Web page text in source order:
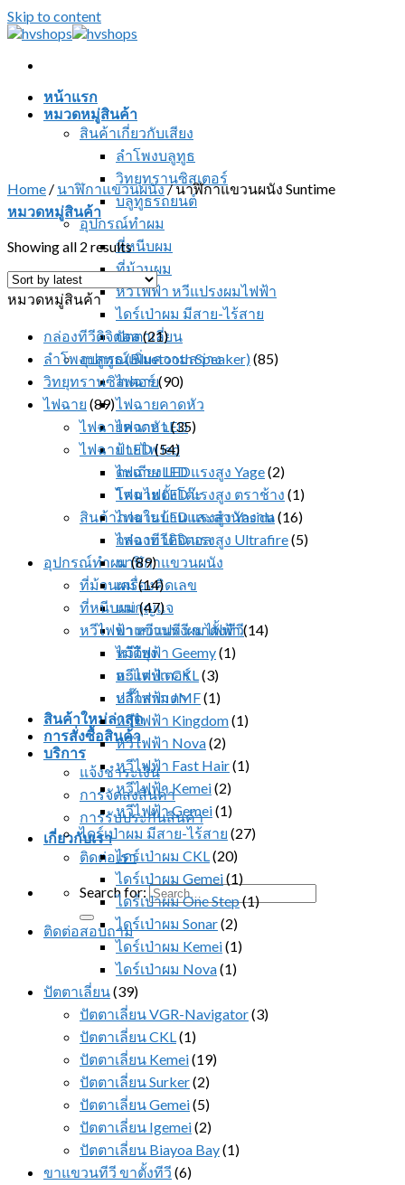
Skip to content
หน้าแรก
หมวดหมู่สินค้า
สินค้าเกี่ยวกับเสียง
ลำโพงบลูทูธ
วิทยุทรานซิสเตอร์
บลูทูธรถยนต์
อุปกรณ์ทำผม
ที่หนีบผม
ที่ม้วนผม
หวีไฟฟ้า หวีแปรงผมไฟฟ้า
ไดร์เป่าผม มีสาย-ไร้สาย
ปัตตาเลี่ยน
อุปกรณ์เพิ่มความสว่าง
ไฟฉาย
ไฟฉายคาดหัว
ไฟฉาย LED
ป้ายไฟ led
ตะเกียง LED
โคมไฟตั้งโต๊ะ
สินค้าภายในบ้านและสำนักงาน
กล่องทีวีดิจิตอล
นาฬิกาแขวนผนัง
เครื่องคิดเลข
แม่กุญแจ
ขาแขวนทีวี ขาตั้งทีวี
ไม้ตียุง
อะแดปเตอร์
ปลั๊กสามตา
สินค้าใหม่ล่าสุด
การสั่งซื้อสินค้า
บริการ
แจ้งชำระเงิน
การจัดส่งสินค้า
การรับประกันสินค้า
เกี่ยวกับเรา
ติดต่อเรา
Search for:
ติดต่อสอบถาม
Home / นาฬิกาแขวนผนัง/นาฬิกาแขวนผนัง Suntime
หมวดหมู่สินค้า
Showing all 2 results
หมวดหมู่สินค้า
กล่องทีวีดิจิตอล(21)
ลำโพงบลูทูธ (Bluetooth Speaker)(85)
วิทยุทรานซิสเตอร์(90)
ไฟฉาย (89)
ไฟฉายคาดหัว(35)
ไฟฉาย LED(54)
ไฟฉาย LED แรงสูง Yage(2)
ไฟฉาย LED แรงสูง ตราช้าง (1)
ไฟฉาย LED แรงสูง Yasida(16)
ไฟฉาย LED แรงสูง Ultrafire(5)
อุปกรณ์ทำผม(89)
ที่ม้วนผม(14)
ที่หนีบผม(47)
หวีไฟฟ้า หวีแปรงผมไฟฟ้า(14)
หวีไฟฟ้า Geemy(1)
หวีไฟฟ้า CKL(3)
หวีไฟฟ้า JMF(1)
หวีไฟฟ้า Kingdom(1)
หวีไฟฟ้า Nova(2)
หวีไฟฟ้า Fast Hair(1)
หวีไฟฟ้า Kemei(2)
หวีไฟฟ้า Gemei(1)
ไดร์เป่าผม มีสาย-ไร้สาย (27)
ไดร์เป่าผม CKL(20)
ไดร์เป่าผม Gemei(1)
ไดร์เป่าผม One Step(1)
ไดร์เป่าผม Sonar(2)
ไดร์เป่าผม Kemei(1)
ไดร์เป่าผม Nova(1)
ปัตตาเลี่ยน(39)
ปัตตาเลี่ยน VGR-Navigator(3)
ปัตตาเลี่ยน CKL(1)
ปัตตาเลี่ยน Kemei(19)
ปัตตาเลี่ยน Surker(2)
ปัตตาเลี่ยน Gemei(5)
ปัตตาเลี่ยน Igemei(2)
ปัตตาเลี่ยน Biayoa Bay(1)
ขาแขวนทีวี ขาตั้งทีวี (6)